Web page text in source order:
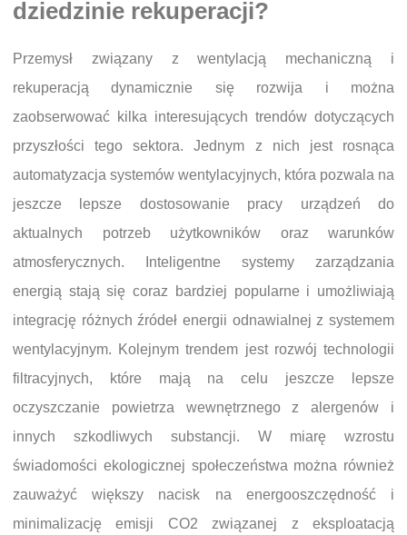
dziedzinie rekuperacji?
Przemysł związany z wentylacją mechaniczną i
rekuperacją dynamicznie się rozwija i można
zaobserwować kilka interesujących trendów dotyczących
przyszłości tego sektora. Jednym z nich jest rosnąca
automatyzacja systemów wentylacyjnych, która pozwala na
jeszcze lepsze dostosowanie pracy urządzeń do
aktualnych potrzeb użytkowników oraz warunków
atmosferycznych. Inteligentne systemy zarządzania
energią stają się coraz bardziej popularne i umożliwiają
integrację różnych źródeł energii odnawialnej z systemem
wentylacyjnym. Kolejnym trendem jest rozwój technologii
filtracyjnych, które mają na celu jeszcze lepsze
oczyszczanie powietrza wewnętrznego z alergenów i
innych szkodliwych substancji. W miarę wzrostu
świadomości ekologicznej społeczeństwa można również
zauważyć większy nacisk na energooszczędność i
minimalizację emisji CO2 związanej z eksploatacją